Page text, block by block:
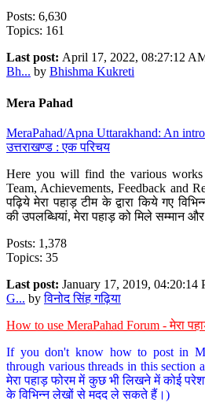
Posts: 6,630
Topics: 161
Last post: April 17, 2022, 08:27:12
Bh... by Bhishma Kukreti
Mera Pahad
MeraPahad/Apna Uttarakhand: An
उत्तराखण्ड : एक परिचय
Here you will find the various works
Team, Achievements, Feedback and
पढ़िये मेरा पहाड़ टीम के द्वारा किये गए
की उपलब्धियां, मेरा पहाड़ को मिले सम्मान
Posts: 1,378
Topics: 35
Last post: January 17, 2019, 04:20:14
G... byविनोद सिंह गढ़िया
How to use MeraPahad Forum - मेरा
If you don't know how to post in
through various threads in this section
मेरा पहाड़ फोरम में कुछ भी लिखने में कोई
के विभिन्न लेखों से मदद ले सकते हैं।)